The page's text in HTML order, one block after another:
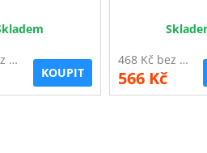
421 Kč bez DPH
KOUPIT
468 Kč bez DPH
566 Kč